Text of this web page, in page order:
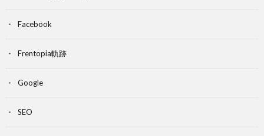
Facebook
Frentopia軌跡
Google
SEO